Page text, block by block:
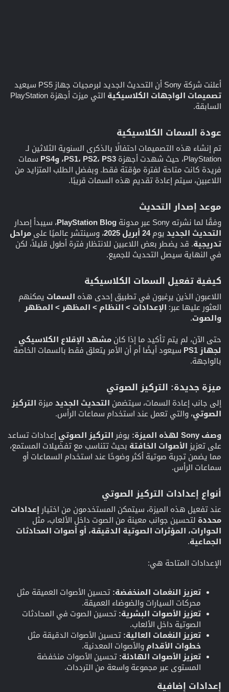
أعلنت شركة Sony أن التحديث الجديد لبرمجيات جهاز PS5 سيعيد
تصميمات الواجهات الكلاسيكية
التي ميزت أجهزة PlayStation
السابقة.
عودة السمات الكلاسيكية
تم إنشاء هذه التصميمات احتفالًا بالذكرى السنوية الثلاثين لـ
PlayStation، حيث شهدت أجهزة
PS1، PS2، PS3، وPS4
سمات
فريدة كانت متاحة لفترة مؤقتة فقط. وبفضل الطلب المتزايد من
اللاعبين، سيتم إعادة تقديم هذه السمات قريبًا.
موعد إصدار التحديث
وفقًا لما نشرته Sony عبر مدونة PlayStation Blog، سيبدأ إصدار
التحديث الجديد يوم24 أبريل 2025 ، وسينتشر عالميًا على مراحل
تدريجية. قد يضطر بعض اللاعبين للانتظار فترة أطول قليلاً، لكن
في النهاية سيصل التحديث للجميع.
كيفية تفعيل السمات الكلاسيكية
اللاعبون الذين يرغبون في تطبيق إحدى هذه السمات يمكنهم
العثور عليها عبر: الإعدادات > النظام > المظهر > المظهر
والصوت.
حتى الآن، لم يتم تأكيد ما إذا كان مشهد الإقلاع الكلاسيكي
لجهاز PS1
سيعود أيضًا أم أن الأمر يتعلق فقط بالسمات الخاصة
بالواجهة.
ميزة جديدة: التركيز الصوتي
إلى جانب إعادة السمات، سيتضمن التحديث الجديد ميزة التركيز
الصوتي، والتي تعمل عند استخدام سماعات الرأس.
وصف Sony لهذه الميزة: يوفر التركيز الصوتي إعدادات تساعد
على تعزيز الأصوات الخافتة بحيث تتناسب مع تفضيلات المستمع،
مما يضمن تجربة صوتية أكثر وضوحًا عند استخدام السماعات أو
سماعات الرأس.
أنواع إعدادات التركيز الصوتي
عند تفعيل هذه الميزة، سيتمكن المستخدمون من اختيار إعدادات
محددة لتحسين جوانب معينة من الصوت داخل الألعاب، مثل
الحوارات، المؤثرات الصوتية الدقيقة، أو أصوات المحادثات
الجماعية.
الإعدادات المتاحة هي:
تعزيز النغمات المنخفضة: تحسين الأصوات العميقة مثل
محركات السيارات والضوضاء العميقة.
تعزيز الأصوات البشرية: تحسين الصوت في المحادثات
الصوتية داخل الألعاب.
تعزيز النغمات العالية: تحسين الأصوات الدقيقة مثل
خطوات الأقدام والأصوات المعدنية.
تعزيز الأصوات الهادئة: تحسين الأصوات منخفضة
المستوى عبر مجموعة واسعة من الترددات.
إعدادات إضافية